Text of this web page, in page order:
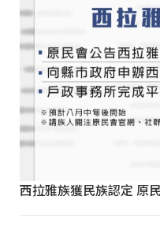
西拉雅族獲民族認定 原